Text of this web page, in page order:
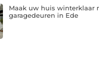
Maak uw huis winterklaar
garagedeuren in Ede